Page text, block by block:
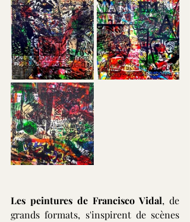
Les peintures de Francisco Vidal, de
grands formats, s'inspirent de scènes